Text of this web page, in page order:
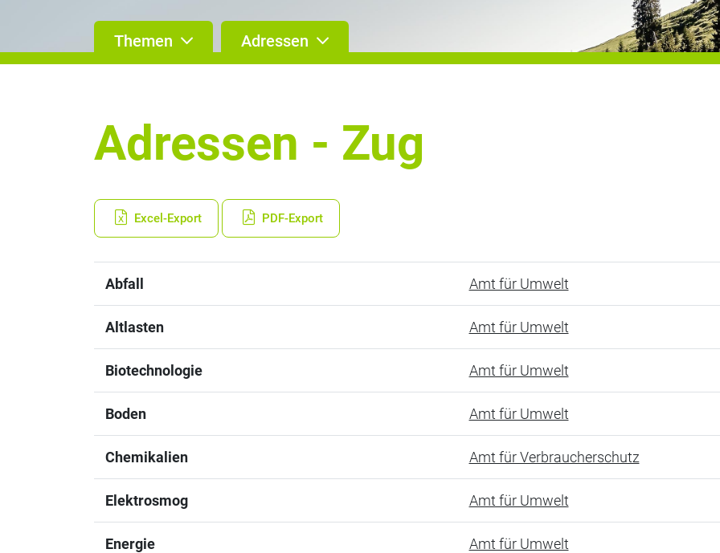
Themen Adressen
Adressen - Zug
Excel-Export PDF-Export
Abfall Amt für Umwelt
Altlasten Amt für Umwelt
Biotechnologie Amt für Umwelt
Boden Amt für Umwelt
Chemikalien Amt für Verbraucherschutz
Elektrosmog Amt für Umwelt
Energie Amt für Umwelt